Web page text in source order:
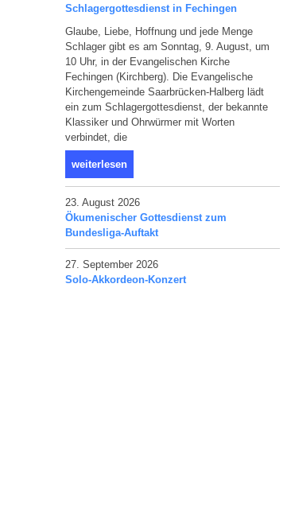
Schlagergottesdienst in Fechingen
Glaube, Liebe, Hoffnung und jede Menge
Schlager gibt es am Sonntag, 9. August, um
10 Uhr, in der Evangelischen Kirche
Fechingen (Kirchberg). Die Evangelische
Kirchengemeinde Saarbrücken-Halberg lädt
ein zum Schlagergottesdienst, der bekannte
Klassiker und Ohrwürmer mit Worten
verbindet, die
weiterlesen
23. August 2026
Ökumenischer Gottesdienst zum
Bundesliga-Auftakt
27. September 2026
Solo-Akkordeon-Konzert